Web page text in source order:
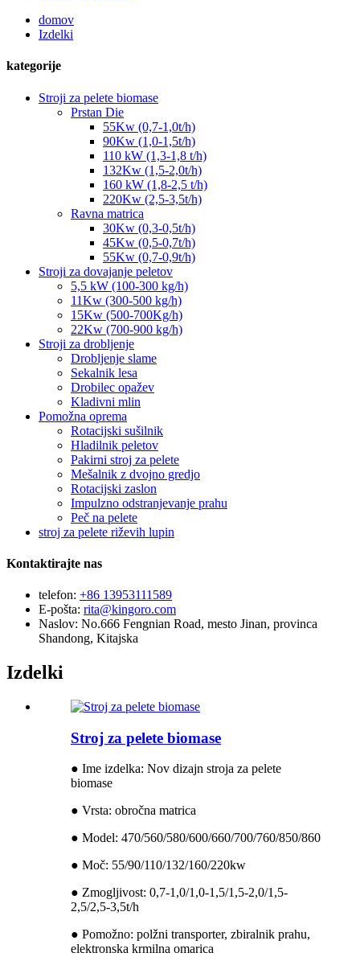
domov
Izdelki
kategorije
Stroji za pelete biomase
Prstan Die
55Kw (0,7-1,0t/h)
90Kw (1,0-1,5t/h)
110 kW (1,3-1,8 t/h)
132Kw (1,5-2,0t/h)
160 kW (1,8-2,5 t/h)
220Kw (2,5-3,5t/h)
Ravna matrica
30Kw (0,3-0,5t/h)
45Kw (0,5-0,7t/h)
55Kw (0,7-0,9t/h)
Stroji za dovajanje peletov
5,5 kW (100-300 kg/h)
11Kw (300-500 kg/h)
15Kw (500-700Kg/h)
22Kw (700-900 kg/h)
Stroji za drobljenje
Drobljenje slame
Sekalnik lesa
Drobilec opažev
Kladivni mlin
Pomožna oprema
Rotacijski sušilnik
Hladilnik peletov
Pakirni stroj za pelete
Mešalnik z dvojno gredjo
Rotacijski zaslon
Impulzno odstranjevanje prahu
Peč na pelete
stroj za pelete riževih lupin
Kontaktirajte nas
telefon: +86 13953111589
E-pošta: rita@kingoro.com
Naslov: No.666 Fengnian Road, mesto Jinan, provinca
Shandong, Kitajska
Izdelki
Stroj za pelete biomase
● Ime izdelka: Nov dizajn stroja za pelete
biomase
● Vrsta: obročna matrica
● Model: 470/560/580/600/660/700/760/850/860
● Moč: 55/90/110/132/160/220kw
● Zmogljivost: 0,7-1,0/1,0-1,5/1,5-2,0/1,5-
2,5/2,5-3,5t/h
● Pomožno: polžni transporter, zbiralnik prahu,
elektronska krmilna omarica